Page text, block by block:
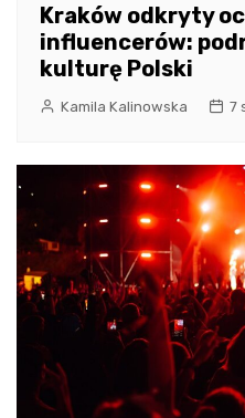
Kraków odkryty
influencerów:
kulturę Polski
Kamila Kalinowska 7